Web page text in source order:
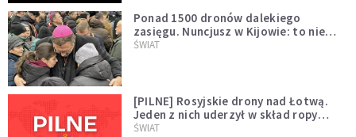
Ponad 1500 dronów dalekiego
zasięgu. Nuncjusz w Kijowie: to nie
wygląda na wolę zakończenia wojny
ŚWIAT
[PILNE] Rosyjskie drony nad Łotwą.
Jeden z nich uderzył w skład ropy
naftowej
ŚWIAT